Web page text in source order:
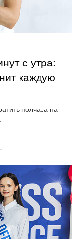
с утра:
каждую
полчаса на